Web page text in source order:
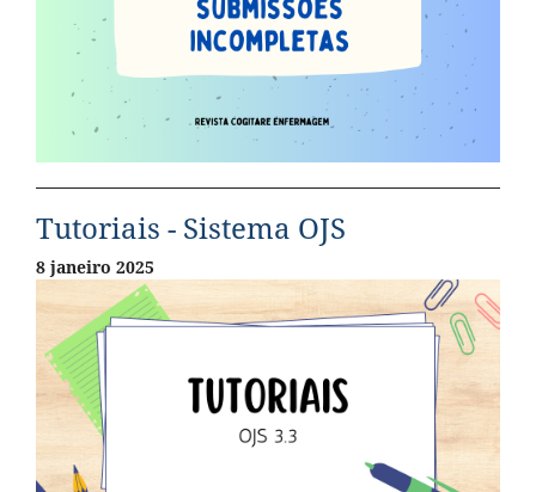
Tutoriais - Sistema OJS
8 janeiro 2025